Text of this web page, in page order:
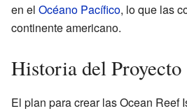
en el Océano Pacífico, lo que las
continente americano.
Historia del Proyecto
El plan para crear las Ocean Reef